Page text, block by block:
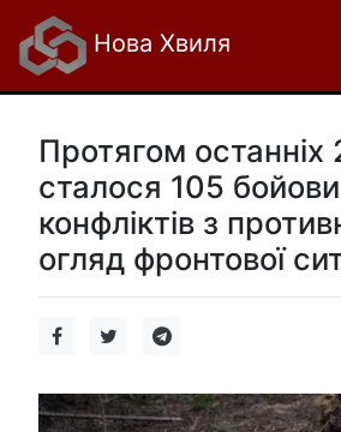
Нова Хвиля
Протягом останніх
сталося 105
конфліктів з
огляд фронтової